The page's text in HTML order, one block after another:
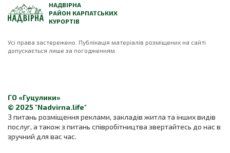
НАДВІРНА
РАЙОН КАРПАТСЬКИХ
КУРОРТІВ
Усі права застережено. Публікація матеріалів розміщених на сайті
допускається лише за погодженням.
ГО «Гуцулики»
© 2025 "Nadvirna.life"
З питань розміщення реклами, закладів житла та інших видів
послуг, а також з питань співробітництва звертайтесь до нас в
зручний для вас час.